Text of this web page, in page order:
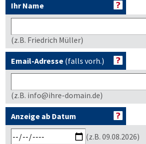
Ihr Name
(z.B. Friedrich Müller)
Email-Adresse (falls vorh.)
(z.B. info@ihre-domain.de)
Anzeige ab Datum
(z.B. 09.08.2026)